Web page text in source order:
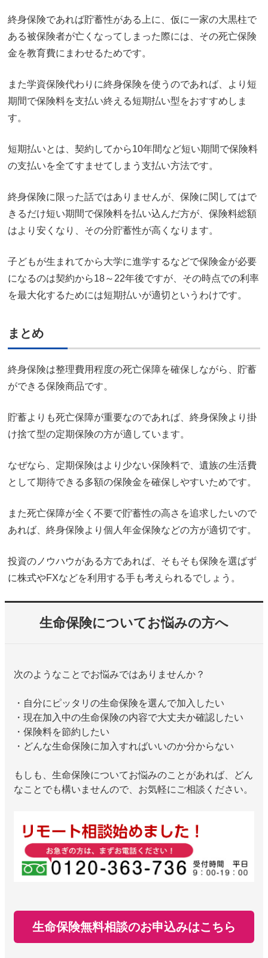
終身保険であれば貯蓄性がある上に、仮に一家の大黒柱で
ある被保険者が亡くなってしまった際には、その死亡保険
金を教育費にまわせるためです。
また学資保険代わりに終身保険を使うのであれば、より短
期間で保険料を支払い終える短期払い型をおすすめしま
す。
短期払いとは、契約してから10年間など短い期間で保険料
の支払いを全てすませてしまう支払い方法です。
終身保険に限った話ではありませんが、保険に関してはで
きるだけ短い期間で保険料を払い込んだ方が、保険料総額
はより安くなり、その分貯蓄性が高くなります。
子どもが生まれてから大学に進学するなどで保険金が必要
になるのは契約から18～22年後ですが、その時点での利率
を最大化するためには短期払いが適切というわけです。
まとめ
終身保険は整理費用程度の死亡保障を確保しながら、貯蓄
ができる保険商品です。
貯蓄よりも死亡保障が重要なのであれば、終身保険より掛
け捨て型の定期保険の方が適しています。
なぜなら、定期保険はより少ない保険料で、遺族の生活費
として期待できる多額の保険金を確保しやすいためです。
また死亡保障が全く不要で貯蓄性の高さを追求したいので
あれば、終身保険より個人年金保険などの方が適切です。
投資のノウハウがある方であれば、そもそも保険を選ばず
に株式やFXなどを利用する手も考えられるでしょう。
生命保険についてお悩みの方へ
次のようなことでお悩みではありませんか？
・自分にピッタリの生命保険を選んで加入したい
・現在加入中の生命保険の内容で大丈夫か確認したい
・保険料を節約したい
・どんな生命保険に加入すればいいのか分からない
もしも、生命保険についてお悩みのことがあれば、どん
なことでも構いませんので、お気軽にご相談ください。
生命保険無料相談のお申込みはこちら